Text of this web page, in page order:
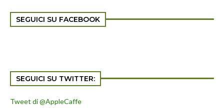
SEGUICI SU FACEBOOK
SEGUICI SU TWITTER:
Tweet di @AppleCaffe